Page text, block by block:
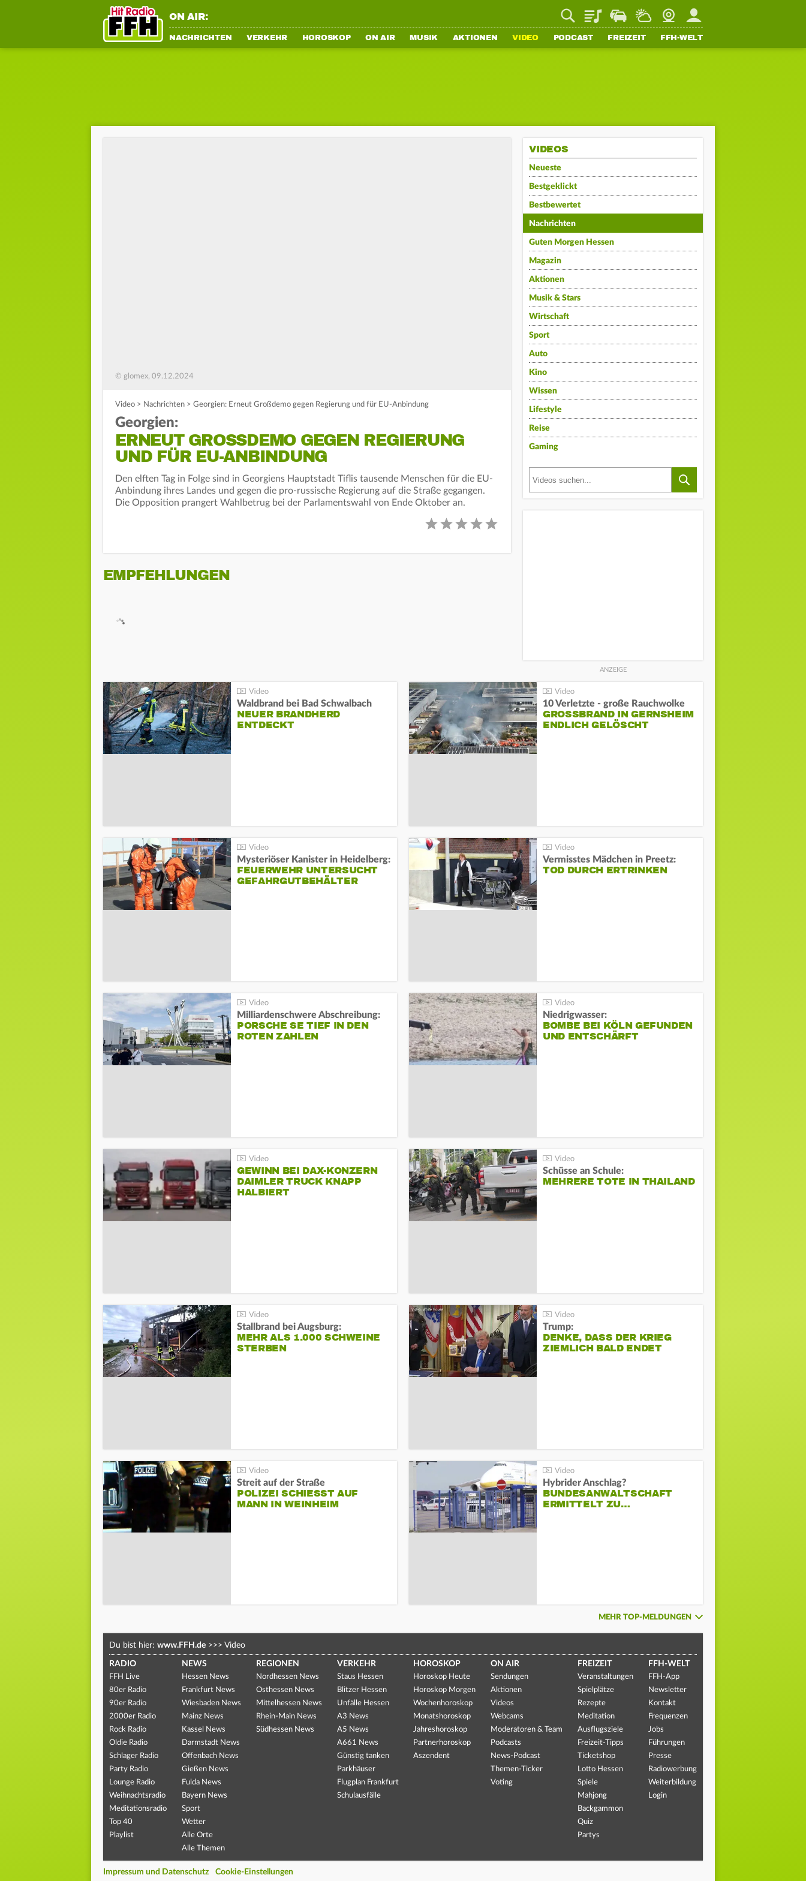
ON AIR: PlaylistStaupilotWetterWebcamMein FFH
NACHRICHTEN VERKEHR HOROSKOP ON AIR MUSIK AKTIONEN VIDEO PODCAST FREIZEIT FFH-WELT
© glomex, 09.12.2024
Video > Nachrichten > Georgien: Erneut Großdemo gegen Regierung und für EU-Anbindung
Georgien:
ERNEUT GROSSDEMO GEGEN REGIERUNG U
ND FÜR EU-ANBINDUNG
Den elften Tag in Folge sind in Georgiens Hauptstadt Tiflis tausende Menschen für die EU-
Anbindung ihres Landes und gegen die pro-russische Regierung auf die Straße gegangen.
Die Opposition prangert Wahlbetrug bei der Parlamentswahl von Ende Oktober an.
EMPFEHLUNGEN
VIDEOS
Neueste
Bestgeklickt
Bestbewertet
Nachrichten
Guten Morgen Hessen
Magazin
Aktionen
Musik & Stars
Wirtschaft
Sport
Auto
Kino
Wissen
Lifestyle
Reise
Gaming
Waldbrand bei Bad Schwalbach
NEUER BRANDHERD
ENTDECKT
10 Verletzte - große Rauchwolke
GROSSBRAND IN GERNSHEIM E
NDLICH GELÖSCHT
Mysteriöser Kanister in Heidelberg:
FEUERWEHR UNTERSUCHT
GEFAHRGUTBEHÄLTER
Vermisstes Mädchen in Preetz:
TOD DURCH ERTRINKEN
Milliardenschwere Abschreibung:
PORSCHE SE TIEF IN DEN
ROTEN ZAHLEN
Niedrigwasser:
BOMBE BEI KÖLN GEFUNDEN
UND ENTSCHÄRFT
GEWINN BEI DAX-KONZERN
DAIMLER TRUCK KNAPP
HALBIERT
Schüsse an Schule:
MEHRERE TOTE IN THAILAND
Stallbrand bei Augsburg:
MEHR ALS 1.000 SCHWEINE
STERBEN
Trump:
DENKE, DASS DER KRIEG
ZIEMLICH BALD ENDET
Streit auf der Straße
POLIZEI SCHIESST AUF M
ANN IN WEINHEIM
Hybrider Anschlag?
BUNDESANWALTSCHAFT
ERMITTELT ZU…
MEHR TOP-MELDUNGEN
Du bist hier: www.FFH.de >>> Video
RADIO
FFH Live
80er Radio
90er Radio
2000er Radio
Rock Radio
Oldie Radio
Schlager Radio
Party Radio
Lounge Radio
Weihnachtsradio
Meditationsradio
Top 40
Playlist
NEWS
Hessen News
Frankfurt News
Wiesbaden News
Mainz News
Kassel News
Darmstadt News
Offenbach News
Gießen News
Fulda News
Bayern News
Sport
Wetter
Alle Orte
Alle Themen
REGIONEN
Nordhessen News
Osthessen News
Mittelhessen News
Rhein-Main News
Südhessen News
VERKEHR
Staus Hessen
Blitzer Hessen
Unfälle Hessen
A3 News
A5 News
A661 News
Günstig tanken
Parkhäuser
Flugplan Frankfurt
Schulausfälle
HOROSKOP
Horoskop Heute
Horoskop Morgen
Wochenhoroskop
Monatshoroskop
Jahreshoroskop
Partnerhoroskop
Aszendent
ON AIR
Sendungen
Aktionen
Videos
Webcams
Moderatoren & Team
Podcasts
News-Podcast
Themen-Ticker
Voting
FREIZEIT
Veranstaltungen
Spielplätze
Rezepte
Meditation
Ausflugsziele
Freizeit-Tipps
Ticketshop
Lotto Hessen
Spiele
Mahjong
Backgammon
Quiz
Partys
FFH-WELT
FFH-App
Newsletter
Kontakt
Frequenzen
Jobs
Führungen
Presse
Radiowerbung
Weiterbildung
Login
Impressum und Datenschutz Cookie-Einstellungen